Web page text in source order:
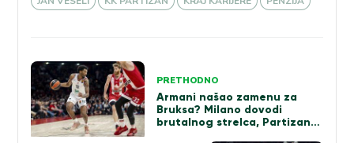
Kretanje
članka
PRETHODNO
Armani našao zamenu za
Bruksa? Milano dovodi
brutalnog strelca, Partizan